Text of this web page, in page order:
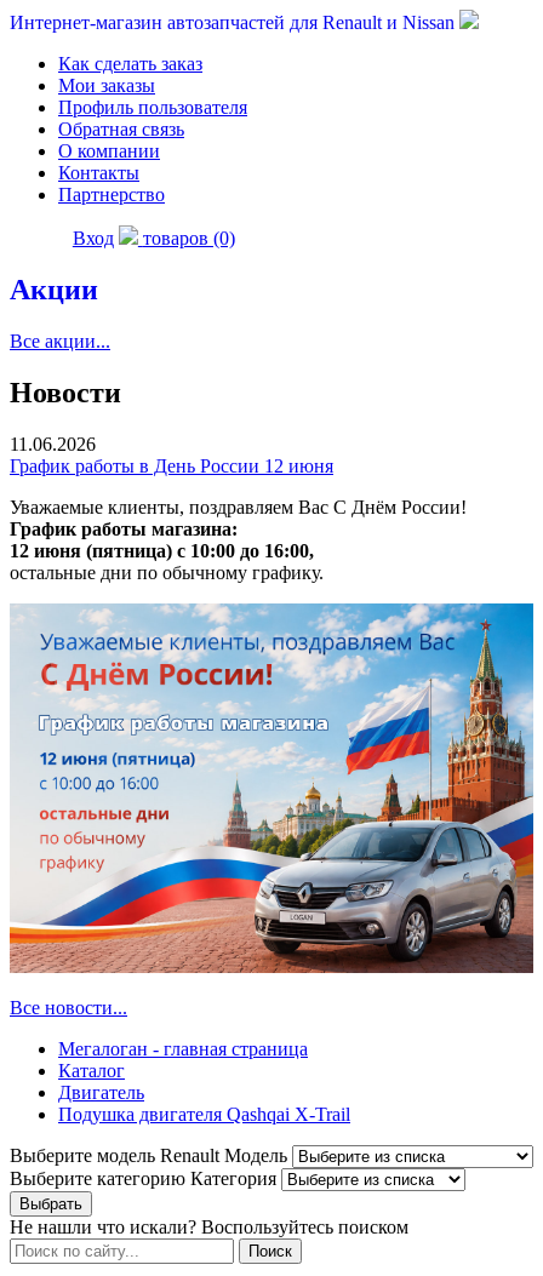
Интернет-магазин автозапчастей для Renault и Nissan
Как сделать заказ
Мои заказы
Профиль пользователя
Обратная связь
О компании
Контакты
Партнерство
Вход товаров (0)
Акции
Все акции...
Новости
11.06.2026
График работы в День России 12 июня
Уважаемые клиенты, поздравляем Вас С Днём России!
График работы магазина:
12 июня (пятница) с 10:00 до 16:00,
остальные дни по обычному графику.
Все новости...
Мегалоган - главная страница
Каталог
Двигатель
Подушка двигателя Qashqai X-Trail
Выберите модель Renault Модель
Выберите категорию Категория
Не нашли что искали? Воспользуйтесь поиском